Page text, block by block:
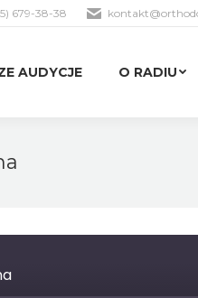
679-38-38
AUDYCJE O RADIU